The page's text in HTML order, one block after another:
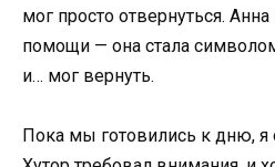
мог просто отвернуться.
помощи — она стала
и… мог вернуть.
Пока мы готовились к дню, я